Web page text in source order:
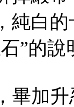
純白
”的說
加升